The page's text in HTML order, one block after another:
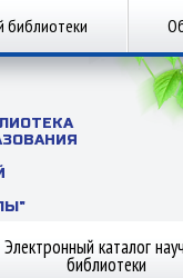
библиотеки
Электронный каталог
библиотеки